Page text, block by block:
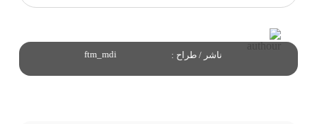
ناشر / طراح : ftm_mdi